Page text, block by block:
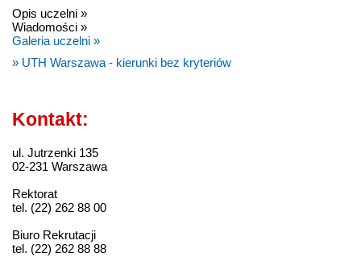
Opis uczelni »
Wiadomości »
Galeria uczelni »
» UTH Warszawa - kierunki bez kryteriów
Kontakt:
ul. Jutrzenki 135
02-231 Warszawa
Rektorat
tel. (22) 262 88 00
Biuro Rekrutacji
tel. (22) 262 88 88